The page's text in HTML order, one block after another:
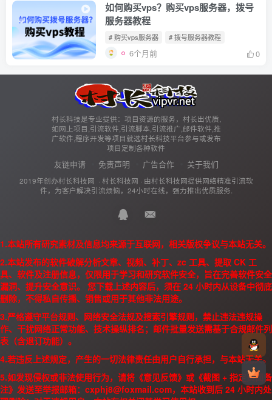
如何购买vps？购买vps服务器，拨号
服务器教程
# 购买vps服务器 # 拨号服务器教程
6个月前 0
村长科技是专业提供：项目资源的服务，村长出优质,
如网上项目,引流软件,引流脚本,引流推广,邮件软件,推
广软件,程序开发等项目就选村长科技平台参与或发布
项目定制各种软件
友链申请 免责声明 广告合作 关于我们
2019年创办村长科技网 · 村长科技网 · 由村长科技网提供网络精准引流软
件，为客户解决引流烦恼，24小时在线，强力推出优质服务.
1.本站所有研究素材及信息均来源于互联网，相关版权争议与本站无关。
2.本站发布的软件破解分析文章、视频、补丁、zc 工具、提取 CK 工
具、软件及注册信息，仅限用于学习和研究软件安全，旨在完善软件安全
漏洞、提升安全意识。 您下载上述内容后，须在 24 小时内从设备中彻底
删除，不得私自传播、销售或用于其他非法用途。
3.严格遵守平台规则、网络安全法规及搜索引擎规则，禁止违法违规操
作、干扰网络正常功能、技术操纵排名；邮件批量发送需基于合规邮件列
表（含退订功能）。
4.若违反上述规定，产生的一切法律责任由用户自行承担，与本站无关。
5.如发现侵权或非法使用行为，请将《意见反馈》或《截图 + 指定页面备
注》发送至举报邮箱：cxphj8@foxmail.com，本站收到后 24 小时内处